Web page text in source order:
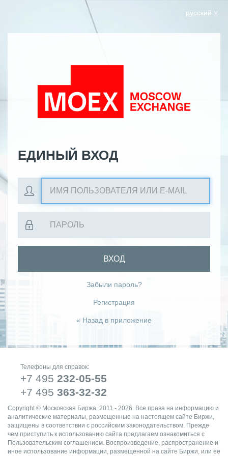
русский
ЕДИНЫЙ ВХОД
ВХОД
Забыли пароль?
Регистрация
« Назад в приложение
Телефоны для справок:
+7 495 232-05-55
+7 495 363-32-32
Copyright © Московская Биржа, 2011 - 2026. Все права на информацию и
аналитические материалы, размещенные на настоящем сайте Биржи,
защищены в соответствии с российским законодательством. Прежде
чем приступить к использованию сайта предлагаем ознакомиться с
Пользовательским соглашением. Воспроизведение, распространение и
иное использование информации, размещенной на сайте Биржи, или ее